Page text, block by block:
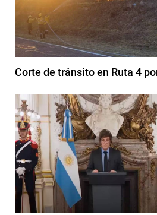
Corte de tránsito en Ruta 4